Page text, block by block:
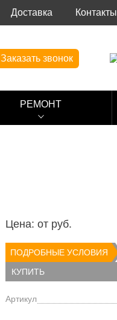
Доставка Контакты
Заказать звонок
РЕМОНТ
Цена: от руб.
ПОДРОБНЫЕ УСЛОВИЯ
КУПИТЬ
Артикул